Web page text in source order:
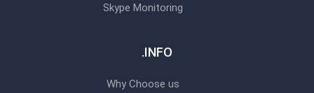
Skype Monitoring
INFO.
Why Choose us